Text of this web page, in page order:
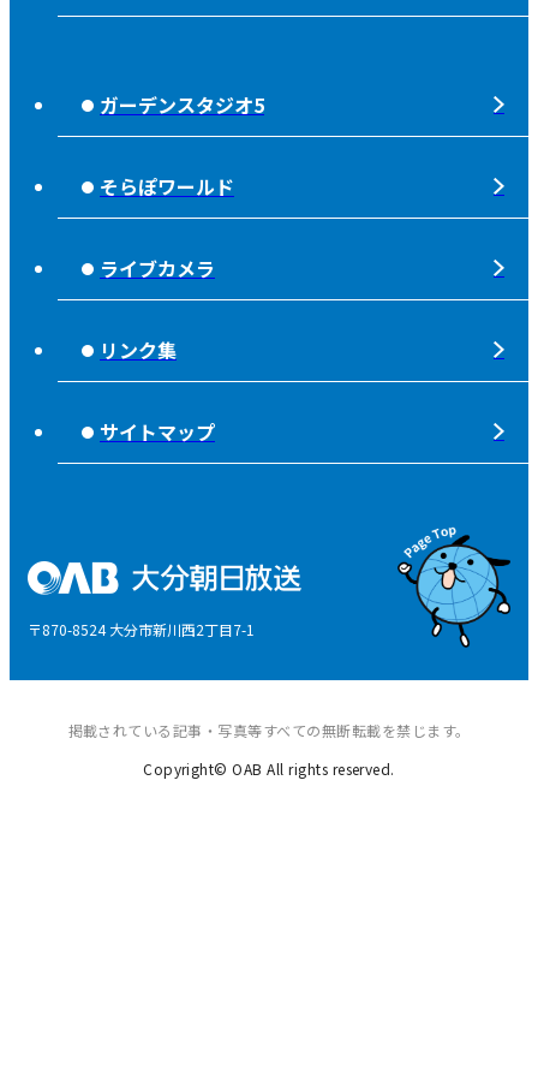
リクルートページ
放送番組審議会
大分朝日放送 人権方針
青少年と放送
個人情報について
特定商取引に関する法律による表示
子ども食堂応援
宇宙(そら)
ピンクリボン
みんなでそなえーる
もっと！
SOLD OUT
タウンスパイス
夜分、おじゃまします。
ガーデンスタジオ5
そらぽワールド
ライブカメラ
リンク集
サイトマップ
〒870-8524 大分市新川西2丁目7-1
掲載されている記事・写真等すべての無断転載を禁じます。
Copyright© OAB All rights reserved.